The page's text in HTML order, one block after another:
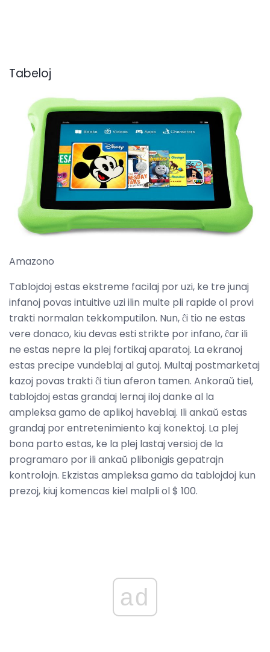
Tabeloj
Amazono
Tablojdoj estas ekstreme facilaj por uzi, ke tre junaj
infanoj povas intuitive uzi ilin multe pli rapide ol provi
trakti normalan tekkomputilon. Nun, ĉi tio ne estas
vere donaco, kiu devas esti strikte por infano, ĉar ili
ne estas nepre la plej fortikaj aparatoj. La ekranoj
estas precipe vundeblaj al gutoj. Multaj postmarketaj
kazoj povas trakti ĉi tiun aferon tamen. Ankoraŭ tiel,
tablojdoj estas grandaj lernaj iloj danke al la
ampleksa gamo de aplikoj haveblaj. Ili ankaŭ estas
grandaj por entretenimiento kaj konektoj. La plej
bona parto estas, ke la plej lastaj versioj de la
programaro por ili ankaŭ plibonigis gepatrajn
kontrolojn. Ekzistas ampleksa gamo da tablojdoj kun
prezoj, kiuj komencas kiel malpli ol $ 100.
ad